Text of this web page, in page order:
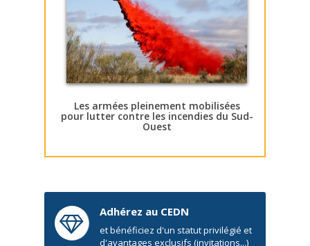
Les armées pleinement mobilisées
pour lutter contre les incendies du Sud-
Ouest
Adhérez au CEDN
et bénéficiez d'un statut privilégié et
d'avantages exclusifs (invitations...)